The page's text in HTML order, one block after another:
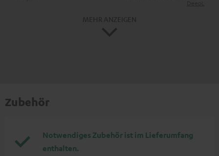
Zubehör
Notwendiges Zubehör ist im Lieferumfang
enthalten.